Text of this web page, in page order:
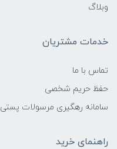
وبلاگ
خدمات مشتریان
تماس با ما
حفظ حریم شخصی
سامانه رهگیری مرسولات پستی
راهنمای خرید